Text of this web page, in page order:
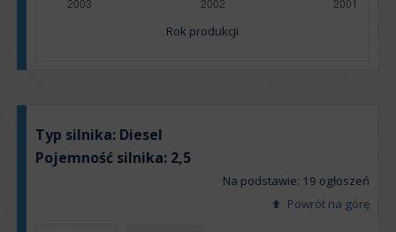
Rok produkcji
Typ silnika: Diesel
Pojemność silnika: 2,5
Na podstawie: 19 ogłoszeń
Powrót na górę